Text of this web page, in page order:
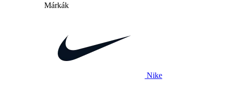
Márkák
Nike